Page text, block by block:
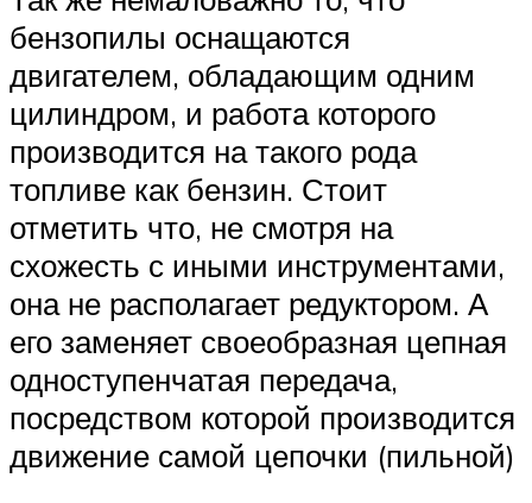
бензопилы оснащаются
двигателем, обладающим одним
цилиндром, и работа которого
производится на такого рода
топливе как бензин. Стоит
отметить что, не смотря на
схожесть с иными инструментами,
она не располагает редуктором. А
его заменяет своеобразная цепная
одноступенчатая передача,
посредством которой производится
движение самой цепочки (пильной)